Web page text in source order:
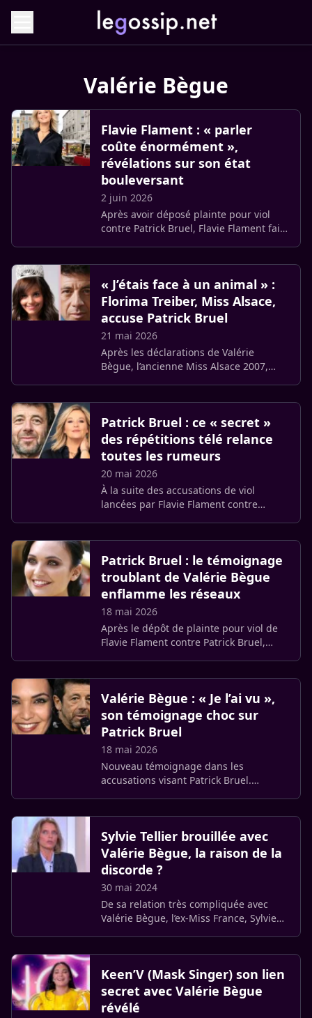
Valérie Bègue
Flavie Flament : « parler
coûte énormément »,
révélations sur son état
bouleversant
2 juin 2026
Après avoir déposé plainte pour viol
contre Patrick Bruel, Flavie Flament fait
« J’étais face à un animal » :
Florima Treiber, Miss Alsace,
accuse Patrick Bruel
21 mai 2026
Après les déclarations de Valérie
Bègue, l’ancienne Miss Alsace 2007,
Patrick Bruel : ce « secret »
des répétitions télé relance
toutes les rumeurs
20 mai 2026
À la suite des accusations de viol
lancées par Flavie Flament contre
Patrick Bruel : le témoignage
troublant de Valérie Bègue
enflamme les réseaux
18 mai 2026
Après le dépôt de plainte pour viol de
Flavie Flament contre Patrick Bruel,
Valérie Bègue : « Je l’ai vu »,
son témoignage choc sur
Patrick Bruel
18 mai 2026
Nouveau témoignage dans les
accusations visant Patrick Bruel.
du chanteur (…)
Sylvie Tellier brouillée avec
Valérie Bègue, la raison de la
discorde ?
30 mai 2024
De sa relation très compliquée avec
Valérie Bègue, l’ex-Miss France, Sylvie
Keen’V (Mask Singer) son lien
secret avec Valérie Bègue
révélé